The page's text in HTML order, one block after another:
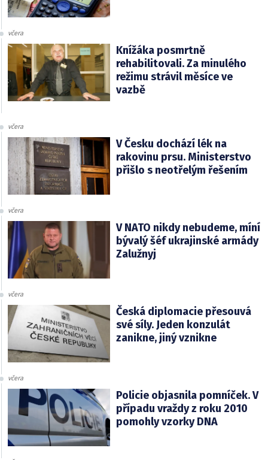
včera
Knížáka posmrtně
rehabilitovali. Za minulého
režimu strávil měsíce ve
vazbě
včera
V Česku dochází lék na
rakovinu prsu. Ministerstvo
přišlo s neotřelým řešením
včera
V NATO nikdy nebudeme, míní
bývalý šéf ukrajinské armády
Zalužnyj
včera
Česká diplomacie přesouvá
své síly. Jeden konzulát
zanikne, jiný vznikne
včera
Policie objasnila pomníček. V
případu vraždy z roku 2010
pomohly vzorky DNA